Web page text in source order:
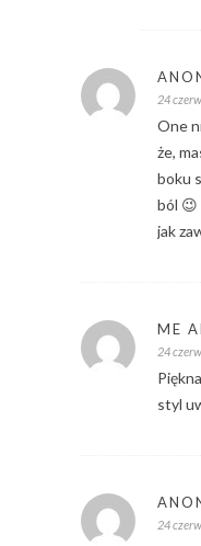
24
One
że,
boku
ból 😉
jak
ME
24
styl
24